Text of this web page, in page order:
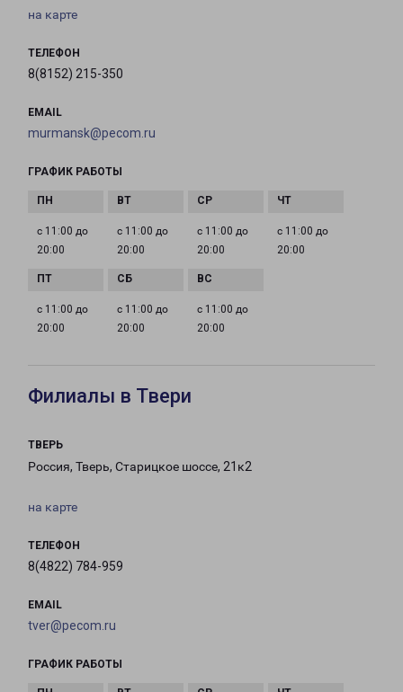
на карте
ТЕЛЕФОН
8(8152) 215-350
EMAIL
murmansk@pecom.ru
ГРАФИК РАБОТЫ
с 11:00 до
20:00
с 11:00 до
20:00
с 11:00 до
20:00
с 11:00 до
20:00
с 11:00 до
20:00
с 11:00 до
20:00
с 11:00 до
20:00
Филиалы в Твери
ТВЕРЬ
Россия, Тверь, Старицкое шоссе, 21к2
на карте
ТЕЛЕФОН
8(4822) 784-959
EMAIL
tver@pecom.ru
ГРАФИК РАБОТЫ